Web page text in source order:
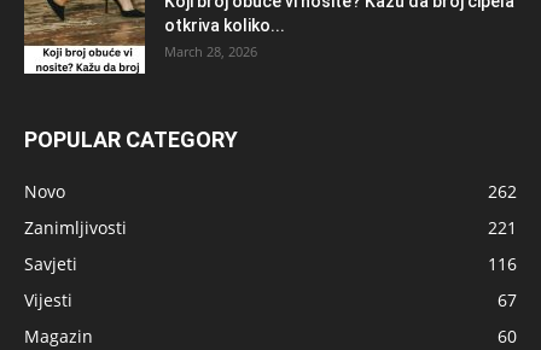
otkriva koliko...
March 28, 2026
POPULAR CATEGORY
Novo
262
Zanimljivosti
221
Savjeti
116
Vijesti
67
Magazin
60